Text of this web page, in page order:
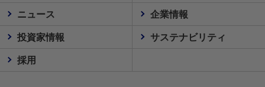
ニュース
企業情報
投資家情報
サステナビリティ
採用